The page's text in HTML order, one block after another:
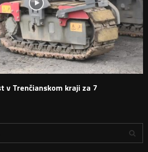
v Trenčianskom kraji za 7